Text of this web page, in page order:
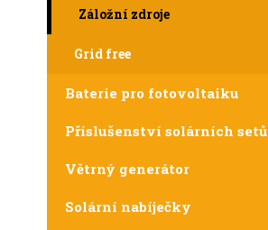
Záložní zdroje
Grid free
Baterie pro fotovoltaiku
Příslušenství solárních setů
Větrný generátor
Solární nabíječky